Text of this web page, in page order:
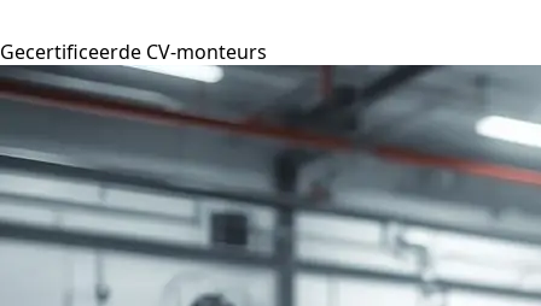
Gecertificeerde CV-monteurs